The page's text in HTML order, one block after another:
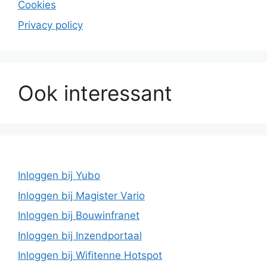
Cookies
Privacy policy
Ook interessant
Inloggen bij Yubo
Inloggen bij Magister Vario
Inloggen bij Bouwinfranet
Inloggen bij Inzendportaal
Inloggen bij Wifitenne Hotspot